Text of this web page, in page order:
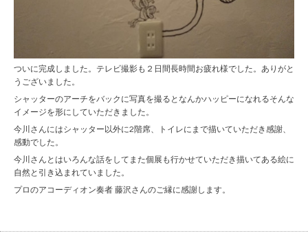
ついに完成しました。テレビ撮影も２日間長時間お疲れ様でした。ありがと
うございました。
シャッターのアーチをバックに写真を撮るとなんかハッピーになれるそんな
イメージを形にしていただきました。
今川さんにはシャッター以外に2階席、トイレにまで描いていただき感謝、
感動でした。
今川さんとはいろんな話をしてまた個展も行かせていただき描いてある絵に
自然と引き込まれていました。
プロのアコーディオン奏者 藤沢さんのご縁に感謝します。